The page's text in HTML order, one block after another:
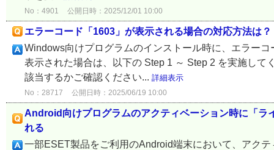
No：4901 公開日時：2025/12/01 10:00
エラーコード「1603」が表示される場合の対応方法は？
Windows向けプログラムのインストール時に、エラー
表示された場合は、以下の Step 1 ～ Step 2 を実施し
該当するかご確認ください... 詳細表示
No：28717 公開日時：2025/06/19 10:00
Android向けプログラムのアクティベーション時に「ラ
れる
一部ESET製品をご利用のAndroid端末において、アク